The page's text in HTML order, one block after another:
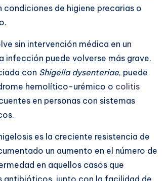
de higiene precarias o
sin intervención médica en un
puede volverse más grave.
con Shigella dysenteriae, puede
hemolítico-urémico o colitis
en personas con sistemas
es la creciente resistencia de
un aumento en el número de
en aquellos casos que
antibióticos, junto con la facilidad de